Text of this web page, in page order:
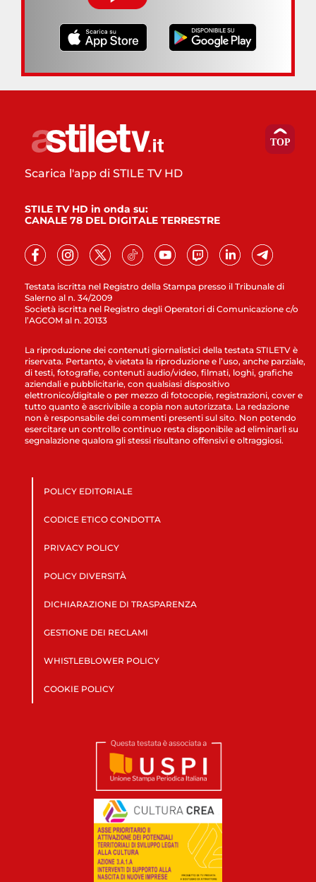
Testata iscritta nel Registro della Stampa presso il Tribunale di
Salerno al n. 34/2009
Società iscritta nel Registro degli Operatori di Comunicazione c/o
l’AGCOM al n. 20133
Scarica l'app di STILE TV HD
STILE TV HD in onda su:
CANALE 78 DEL DIGITALE TERRESTRE
La riproduzione dei contenuti giornalistici della testata STILETV è
riservata. Pertanto, è vietata la riproduzione e l’uso, anche parziale,
di testi, fotografie, contenuti audio/video, filmati, loghi, grafiche
aziendali e pubblicitarie, con qualsiasi dispositivo
elettronico/digitale o per mezzo di fotocopie, registrazioni, cover e
tutto quanto è ascrivibile a copia non autorizzata. La redazione
non è responsabile dei commenti presenti sul sito. Non potendo
esercitare un controllo continuo resta disponibile ad eliminarli su
segnalazione qualora gli stessi risultano offensivi e oltraggiosi.
POLICY EDITORIALE
CODICE ETICO CONDOTTA
PRIVACY POLICY
POLICY DIVERSITÀ
DICHIARAZIONE DI TRASPARENZA
GESTIONE DEI RECLAMI
WHISTLEBLOWER POLICY
COOKIE POLICY